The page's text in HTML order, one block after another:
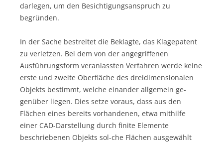
darlegen, um den Besichtigungsanspruch zu
begründen.
In der Sache bestreitet die Beklagte, das Klagepatent
zu verletzen. Bei dem von der angegriffenen
Ausführungsform veranlassten Verfahren werde keine
erste und zweite Oberfläche des dreidimensionalen
Objekts bestimmt, welche einander allgemein ge-
genüber liegen. Dies setze voraus, dass aus den
Flächen eines bereits vorhandenen, etwa mithilfe
einer CAD-Darstellung durch finite Elemente
beschriebenen Objekts sol-che Flächen ausgewählt